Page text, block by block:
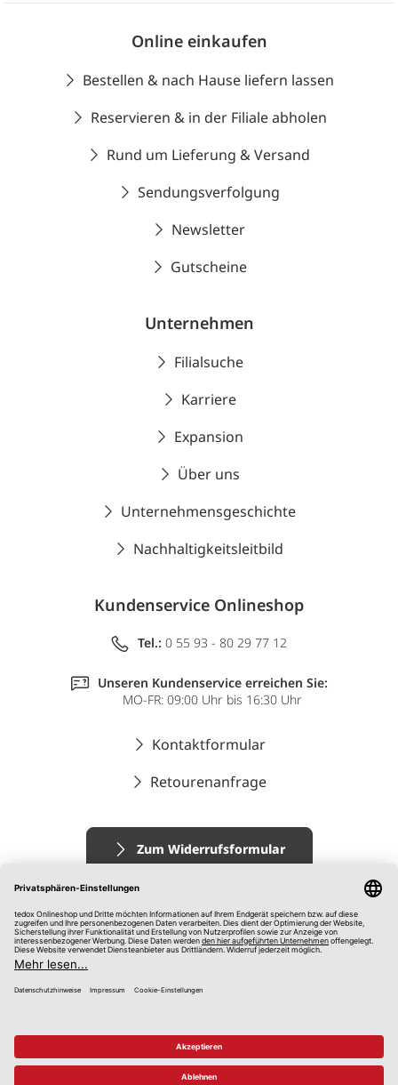
Online einkaufen
Bestellen & nach Hause liefern lassen
Reservieren & in der Filiale abholen
Rund um Lieferung & Versand
Sendungsverfolgung
Newsletter
Gutscheine
Unternehmen
Filialsuche
Karriere
Expansion
Über uns
Unternehmensgeschichte
Nachhaltigkeitsleitbild
Kundenservice Onlineshop
Tel.: 0 55 93 - 80 29 77 12
Unseren Kundenservice erreichen Sie:
MO-FR: 09:00 Uhr bis 16:30 Uhr
Kontaktformular
Retourenanfrage
Zum Widerrufsformular
© 2026 tedox KG
Impressum
AGB
Datenschutz
Hinweisgebersystem